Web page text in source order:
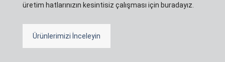
üretim hatlarınızın kesintisiz çalışması için buradayız.
Ürünlerimizi İnceleyin